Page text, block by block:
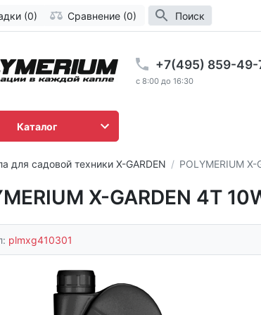
(0) Сравнение (0) Поиск
+7(495) 859-49-
c 8:00 до 16:30
Каталог
для садовой техники X-GARDEN POLYMERIUM X-
X-GARDEN 4T
plmxg410301